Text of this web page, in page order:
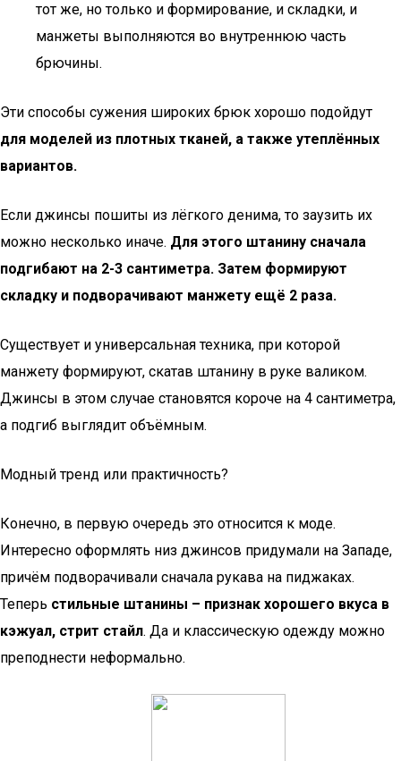
тот же, но только и формирование, и складки, и
манжеты выполняются во внутреннюю часть
брючины.
Эти способы сужения широких брюк хорошо подойдут
для моделей из плотных тканей, а также утеплённых
вариантов.
Если джинсы пошиты из лёгкого денима, то заузить их
можно несколько иначе. Для этого штанину сначала
подгибают на 2-3 сантиметра. Затем формируют
складку и подворачивают манжету ещё 2 раза.
Существует и универсальная техника, при которой
манжету формируют, скатав штанину в руке валиком.
Джинсы в этом случае становятся короче на 4 сантиметра,
а подгиб выглядит объёмным.
Модный тренд или практичность?
Конечно, в первую очередь это относится к моде.
Интересно оформлять низ джинсов придумали на Западе,
причём подворачивали сначала рукава на пиджаках.
Теперь стильные штанины – признак хорошего вкуса в
кэжуал, стрит стайл. Да и классическую одежду можно
преподнести неформально.